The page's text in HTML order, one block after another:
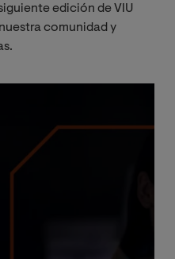
edición de VIU
comunidad y